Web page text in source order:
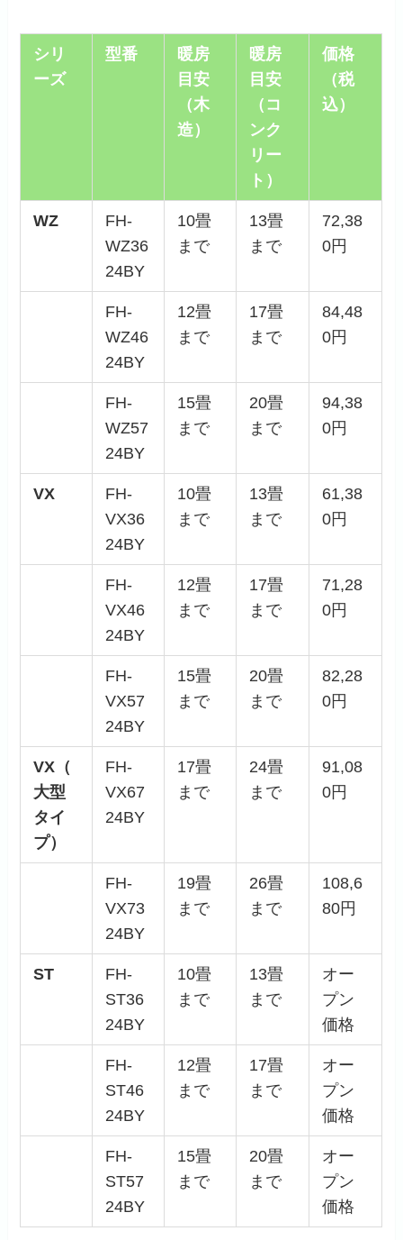
シリ
ーズ
型番
暖房
目安
（木
造）
暖房
目安
（コ
ンク
リー
ト）
価格
（税
込）
WZ
FH-
WZ36
24BY
10畳
まで
13畳
まで
72,38
0円
FH-
WZ46
24BY
12畳
まで
17畳
まで
84,48
0円
FH-
WZ57
24BY
15畳
まで
20畳
まで
94,38
0円
VX
FH-
VX36
24BY
10畳
まで
13畳
まで
61,38
0円
FH-
VX46
24BY
12畳
まで
17畳
まで
71,28
0円
FH-
VX57
24BY
15畳
まで
20畳
まで
82,28
0円
VX（
大型
タイ
プ）
FH-
VX67
24BY
17畳
まで
24畳
まで
91,08
0円
FH-
VX73
24BY
19畳
まで
26畳
まで
108,6
80円
ST
FH-
ST36
24BY
10畳
まで
13畳
まで
オー
プン
価格
FH-
ST46
24BY
12畳
まで
17畳
まで
オー
プン
価格
FH-
ST57
24BY
15畳
まで
20畳
まで
オー
プン
価格